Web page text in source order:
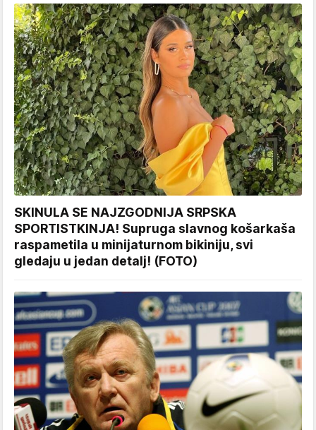
SKINULA SE NAJZGODNIJA SRPSKA
SPORTISTKINJA! Supruga slavnog košarkaša
raspametila u minijaturnom bikiniju, svi
gledaju u jedan detalj! (FOTO)